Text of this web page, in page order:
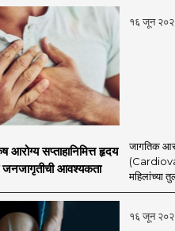
१६ जून
आरोग्य सप्ताहानिमित्त हृदय
जनजागृतीची आवश्यकता
जागतिक
महिलांच्या
१६ जून